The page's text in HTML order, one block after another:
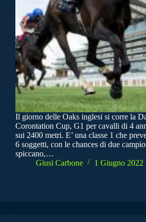
Il giorno delle Oaks inglesi si corre la
Corontation Cup, G1 per cavalli di 4
sui 2400 metri. E’ una classe 1 che
6 soggetti, con le chances di due
spiccano,…
Giusi Carbone
1 Giugno 2022